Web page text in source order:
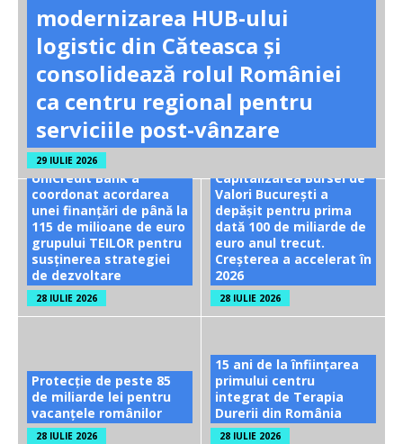
modernizarea HUB-ului
logistic din Căteasca și
consolidează rolul României
ca centru regional pentru
serviciile post-vânzare
29 IULIE 2026
UniCredit Bank a
coordonat acordarea
unei finanțări de până la
115 de milioane de euro
grupului TEILOR pentru
susținerea strategiei
de dezvoltare
28 IULIE 2026
Capitalizarea Bursei de
Valori București a
depășit pentru prima
dată 100 de miliarde de
euro anul trecut.
Creșterea a accelerat în
2026
28 IULIE 2026
Protecție de peste 85
de miliarde lei pentru
vacanțele românilor
28 IULIE 2026
15 ani de la înființarea
primului centru
integrat de Terapia
Durerii din România
28 IULIE 2026